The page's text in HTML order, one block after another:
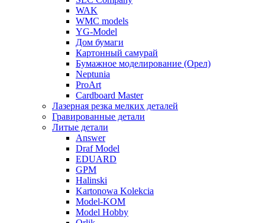
WAK
WMC models
YG-Model
Дом бумаги
Картонный самурай
Бумажное моделирование (Орел)
Neptunia
ProArt
Cardboard Master
Лазерная резка мелких деталей
Гравированные детали
Литые детали
Answer
Draf Model
EDUARD
GPM
Halinski
Kartonowa Kolekcia
Model-KOM
Model Hobby